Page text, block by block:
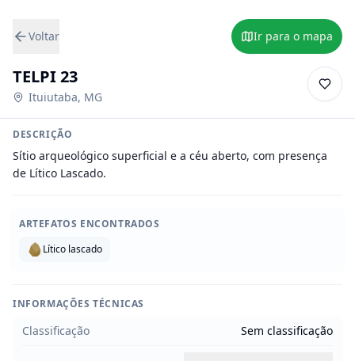
Voltar Ir para o mapa
TELPI 23
Ituiutaba, MG
DESCRIÇÃO
Sítio arqueológico superficial e a céu aberto, com presença
de Lítico Lascado.
ARTEFATOS ENCONTRADOS
Lítico lascado
INFORMAÇÕES TÉCNICAS
Classificação Sem classificação